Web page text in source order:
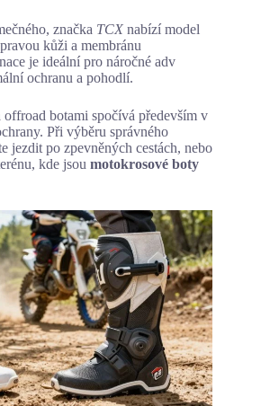
značka TCX nabízí model
kůži a membránu
je ideální pro náročné adv
ochranu a pohodlí.
botami spočívá především v
Při výběru správného
jezdit po zpevněných cestách, nebo
kde jsou motokrosové boty